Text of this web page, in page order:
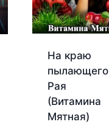
На краю
пылающего
Рая
(Витамина
Мятная)